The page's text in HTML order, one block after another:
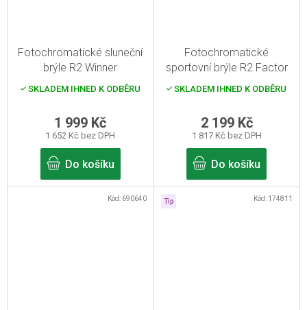
Fotochromatické sluneční
brýle R2 Winner
SKLADEM IHNED K ODBĚRU
1 652 Kč bez DPH
1 999 Kč
Do košíku
Fotochromatické
sportovní brýle R2 Factor
SKLADEM IHNED K ODBĚRU
1 817 Kč bez DPH
2 199 Kč
Do košíku
Kód: 690640 Tip Kód: 174811